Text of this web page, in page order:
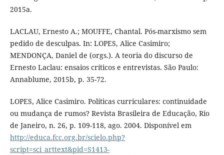
2015a.
LACLAU, Ernesto A.; MOUFFE, Chantal. Pós-marxismo sem
pedido de desculpas. In: LOPES, Alice Casimiro;
MENDONÇA, Daniel de (orgs.). A teoria do discurso de
Ernesto Laclau: ensaios críticos e entrevistas. São Paulo:
Annablume, 2015b, p. 35-72.
LOPES, Alice Casimiro. Políticas curriculares: continuidade
ou mudança de rumos? Revista Brasileira de Educação, Rio
de Janeiro, n. 26, p. 109-118, ago. 2004. Disponível em
http://educa.fcc.org.br/scielo.php?
script=sci_arttext&pid=S1413-